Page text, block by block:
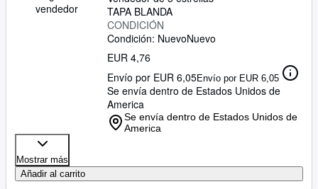
vendedor
TAPA BLANDA
CONDICIÓN
Condición: NuevoNuevo
EUR 4,76
Envío por EUR 6,05Envío por EUR 6,05
Se envía dentro de Estados Unidos de
America
Se envía dentro de Estados Unidos de
America
Mostrar más
Añadir al carrito